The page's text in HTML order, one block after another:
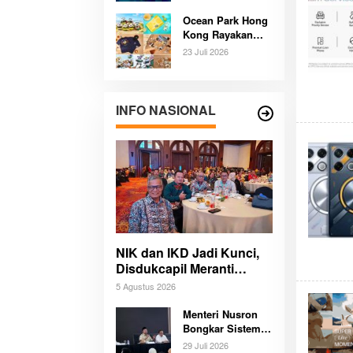
Budaya dan Alam
Tak Terlupakan
Bersama
Ocean Park Hong
Kong Rayakan
Ulang Tahun
Pulang Mobil
Listrik Mewah
23 Juli 2026
INFO NASIONAL
NIK dan IKD Jadi Kunci,
Disdukcapil Meranti
Percepat Revolusi
5 Agustus 2026
Menteri Nusron
Bongkar Sistem
Karier Baru
29 Juli 2026